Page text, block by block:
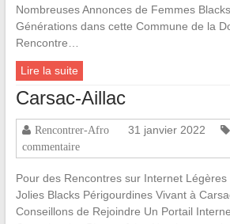
Nombreuses Annonces de Femmes
Générations dans cette Commune de la
Rencontre…
Lire la suite
Carsac-Aillac
Rencontrer-Afro 31 janvier 2022
commentaire
Pour des Rencontres sur Internet
Jolies Blacks Périgourdines Vivant à
Conseillons de Rejoindre Un Portail